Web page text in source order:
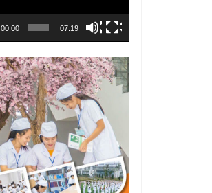
00:00 07:19